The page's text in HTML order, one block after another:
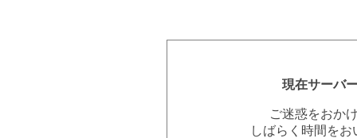
現在サーバ
ご迷惑をおか
しばらく時間を